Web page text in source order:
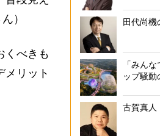
）
くべきも
メリット
田代尚機
「みん
ップ騒動
古賀真人